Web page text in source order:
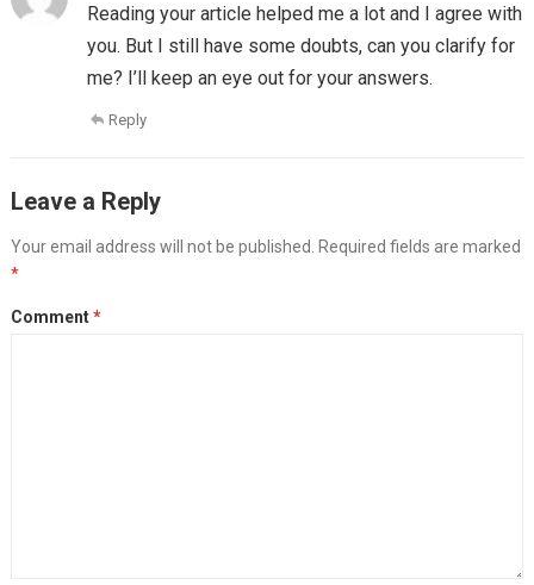
Reading your article helped me a lot and I agree with
you. But I still have some doubts, can you clarify for
me? I’ll keep an eye out for your answers.
Reply
Leave a Reply
Your email address will not be published. Required fields are marked
*
Comment*